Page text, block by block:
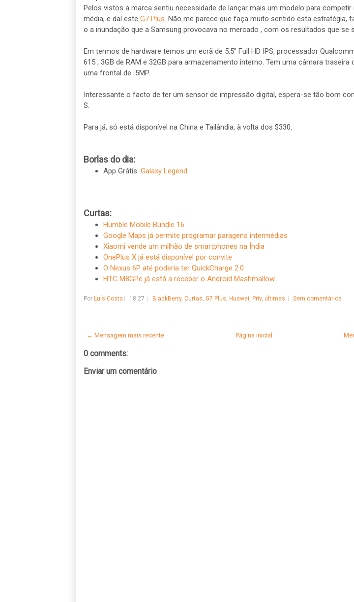
Pelos vistos a marca sentiu necessidade de lançar mais um modelo para competir
média, e daí este G7 Plus. Não me parece que faça muito sentido esta estratégia,
o a inundação que a Samsung provocava no mercado , com os resultados que se
Em termos de hardware temos um ecrã de 5,5" Full HD IPS, processador
615 , 3GB de RAM e 32GB para armazenamento interno. Tem uma câmara traseira
uma frontal de 5MP.
Interessante o facto de ter um sensor de impressão digital, espera-se tão bom
S.
Para já, só está disponível na China e Tailândia, à volta dos $330.
Borlas do dia:
App Grátis: Galaxy Legend
Curtas:
Humble Mobile Bundle 16
Google Maps já permite programar paragens intermédias
Xiaomi vende um milhão de smartphones na Índia
OnePlus X já está disponível por convite
O Nexus 6P até poderia ter QuickCharge 2.0
HTC M8GPe já está a receber o Android Mashmallow
Por Luís Costa 18:27 BlackBerry, Curtas, G7 Plus, Huawei, Priv, últimas Sem comentários
← Mensagem mais recente Página inicial
0 comments:
Enviar um comentário